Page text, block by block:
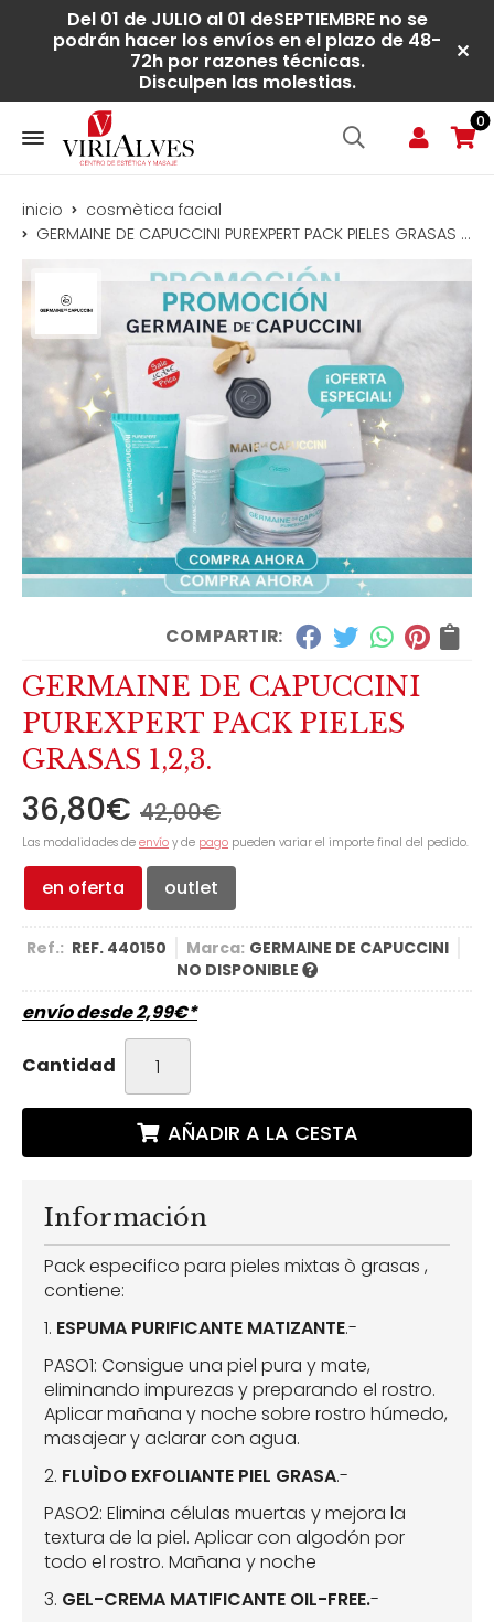
Del 01 de JULIO al 01 deSEPTIEMBRE no se
podrán hacer los envíos en el plazo de 48-
72h por razones técnicas.
Disculpen las molestias.
0
inicio
cosmètica facial
GERMAINE DE CAPUCCINI PUREXPERT PACK PIELES GRASAS 1,2,3.
COMPARTIR:
GERMAINE DE CAPUCCINI
PUREXPERT PACK PIELES
GRASAS 1,2,3.
36,80€ 42,00€
Las modalidades de envío y de pago pueden variar el importe final del pedido.
en oferta outlet
Ref.: REF. 440150 Marca: GERMAINE DE CAPUCCINI
NO DISPONIBLE
envío desde2,99€*
Cantidad
AÑADIR A LA CESTA
Información
Pack especifico para pieles mixtas ò grasas ,
contiene:
1. ESPUMA PURIFICANTE MATIZANTE.-
PASO1: Consigue una piel pura y mate,
eliminando impurezas y preparando el rostro.
Aplicar mañana y noche sobre rostro húmedo,
masajear y aclarar con agua.
2. FLUÌDO EXFOLIANTE PIEL GRASA.-
PASO2: Elimina células muertas y mejora la
textura de la piel. Aplicar con algodón por
todo el rostro. Mañana y noche
3. GEL-CREMA MATIFICANTE OIL-FREE.-